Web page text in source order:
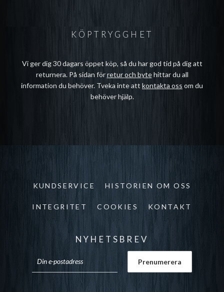
KÖPTRYGGHET
Vi ger dig 30 dagars öppet köp, så du har god tid på dig att
returnera. På sidan förretur och bytehittar du all
information du behöver. Tveka inte att kontakta oss om du
behöver hjälp.
KUNDSERVICE HISTORIEN OM OSS
INTEGRITET COOKIES KONTAKT
NYHETSBREV